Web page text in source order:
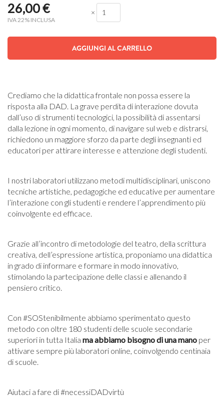
26,00€
IVA 22% INCLUSA
×
AGGIUNGI AL CARRELLO
Crediamo che la didattica frontale non possa essere la
risposta alla DAD. La grave perdita di interazione dovuta
dall’uso di strumenti tecnologici, la possibilità di assentarsi
dalla lezione in ogni momento, di navigare sul web e distrarsi,
richiedono un maggiore sforzo da parte degli insegnanti ed
educatori per attirare interesse e attenzione degli studenti.
I nostri laboratori utilizzano metodi multidisciplinari, uniscono
tecniche artistiche, pedagogiche ed educative per aumentare
l’interazione con gli studenti e rendere l’apprendimento più
coinvolgente ed efficace.
Grazie all’incontro di metodologie del teatro, della scrittura
creativa, dell’espressione artistica, proponiamo una didattica
in grado di informare e formare in modo innovativo,
stimolando la partecipazione delle classi e allenando il
pensiero critico.
Con #SOStenibilmente abbiamo sperimentato questo
metodo con oltre 180 studenti delle scuole secondarie
superiori in tutta Italia ma abbiamo bisogno di una mano per
attivare sempre più laboratori online, coinvolgendo centinaia
di scuole.
Aiutaci a fare di #necessiDADvirtù